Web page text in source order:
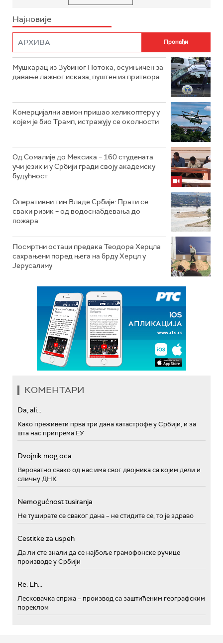
Најновије
Мушкарац из Зубиног Потока, осумњичен за
давање лажног исказа, пуштен из притвора
Комерцијални авион пришао хеликоптеру у
којем је био Трамп, истражују се околности
Од Сомалије до Мексика – 160 студената
учи језик и у Србији гради своју академску
будућност
Оперативни тим Владе Србије: Прати се
сваки ризик – од водоснабдевања до
пожара
Посмртни остаци предака Теодора Херцла
сахрањени поред њега на брду Херцл у
Јерусалиму
КОМЕНТАРИ
Da, ali...
Како преживети прва три дана катастрофе у Србији, и за
шта нас припрема ЕУ
Dvojnik mog oca
Вероватно свако од нас има свог двојника са којим дели и
сличну ДНК
Nemogućnost tusiranja
Не туширате се сваког дана – не стидите се, то је здраво
Cestitke za uspeh
Да ли сте знали да се најбоље грамофонске ручице
производе у Србији
Re: Eh...
Лесковачка спржа – производ са заштићеним географским
пореклом